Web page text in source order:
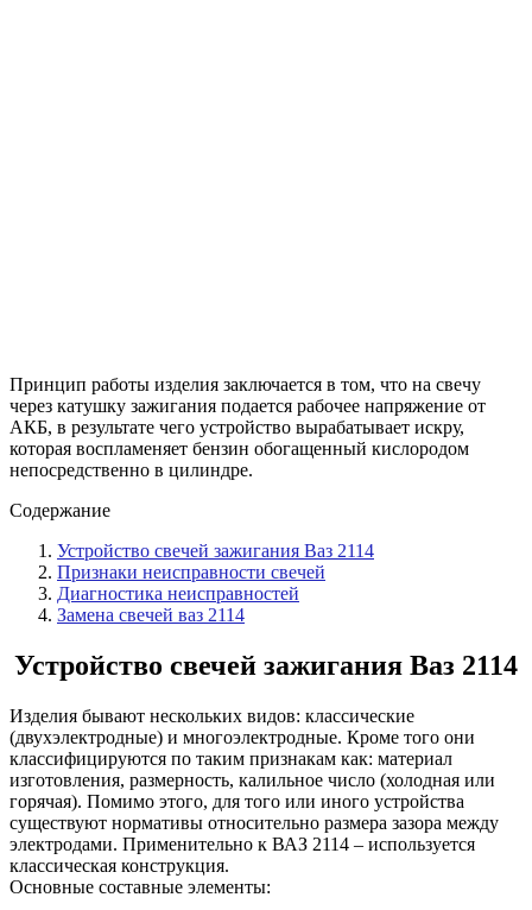
Принцип работы изделия заключается в том, что на свечу
через катушку зажигания подается рабочее напряжение от
АКБ, в результате чего устройство вырабатывает искру,
которая воспламеняет бензин обогащенный кислородом
непосредственно в цилиндре.
Содержание
Устройство свечей зажигания Ваз 2114
Признаки неисправности свечей
Диагностика неисправностей
Замена свечей ваз 2114
Устройство свечей зажигания Ваз 2114
Изделия бывают нескольких видов: классические
(двухэлектродные) и многоэлектродные. Кроме того они
классифицируются по таким признакам как: материал
изготовления, размерность, калильное число (холодная или
горячая). Помимо этого, для того или иного устройства
существуют нормативы относительно размера зазора между
электродами. Применительно к ВАЗ 2114 – используется
классическая конструкция.
Основные составные элементы: